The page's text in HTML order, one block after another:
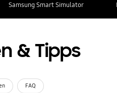
Samsung Smart Simulator
& Tipps
FAQ